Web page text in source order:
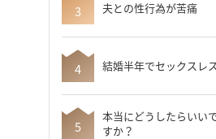
夫との性行為が苦痛
結婚半年でセックスレス
本当にどうしたらいい
すか？